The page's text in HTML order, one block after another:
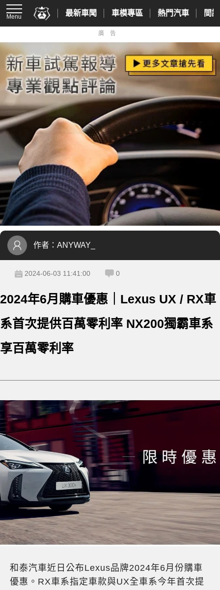
Menu 最新車聞 車模專區 熱門汽車 間
廣告
作者： ANYWAY_
2024-06-03 11:41:00 0
2024年6月購車優惠｜Lexus UX / RX車
系首次提供百萬零利率 NX200獨霸車系
享百萬零利率
和泰汽車近日公布Lexus品牌2024年6月份購車
優惠。RX車系指定車款與UX全車系今年首次提